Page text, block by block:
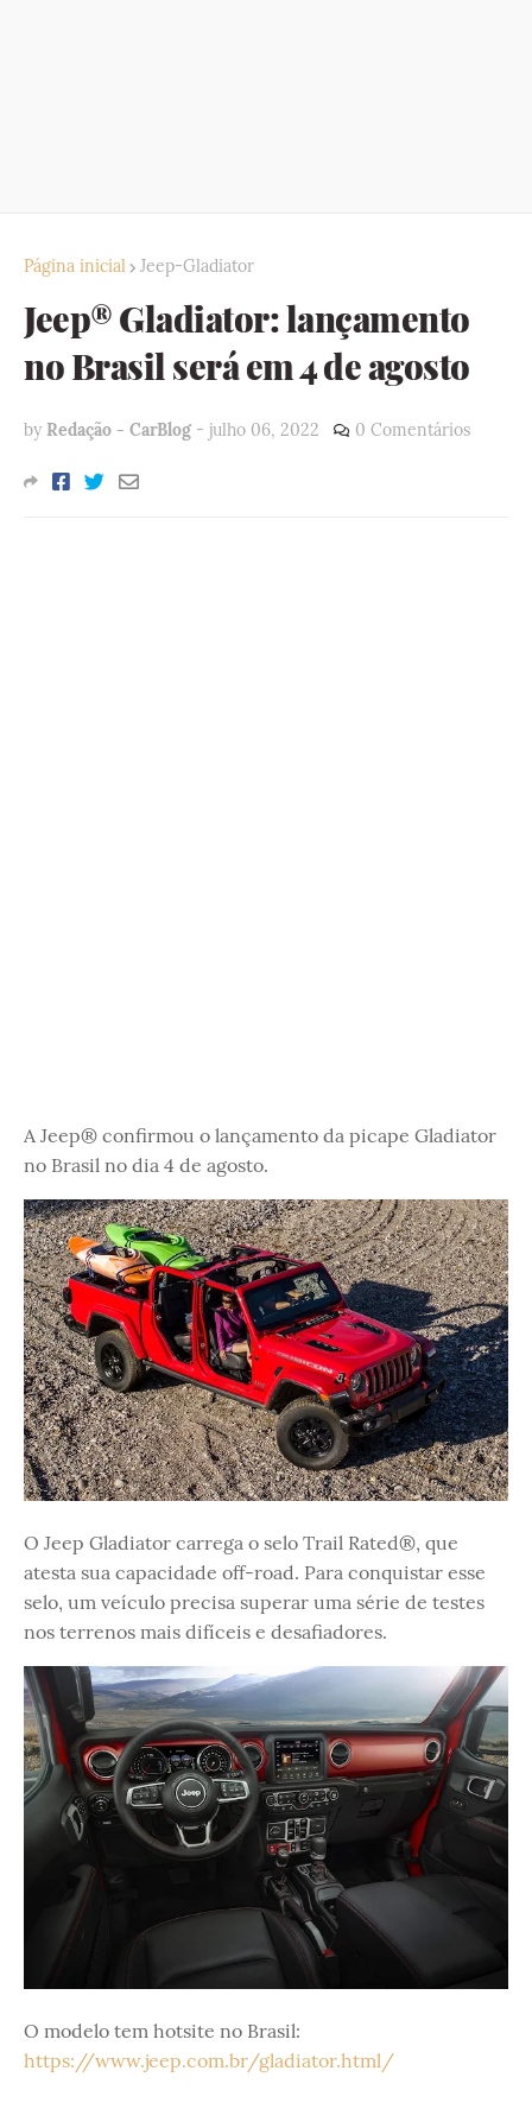
Página inicial Jeep-Gladiator
Jeep® Gladiator: lançamento
no Brasil será em 4 de agosto
by Redação - CarBlog - julho 06, 2022 0 Comentários
A Jeep® confirmou o lançamento da picape Gladiator
no Brasil no dia 4 de agosto.
O Jeep Gladiator carrega o selo Trail Rated®, que
atesta sua capacidade off-road. Para conquistar esse
selo, um veículo precisa superar uma série de testes
nos terrenos mais difíceis e desafiadores.
O modelo tem hotsite no Brasil:
https://www.jeep.com.br/gladiator.html/